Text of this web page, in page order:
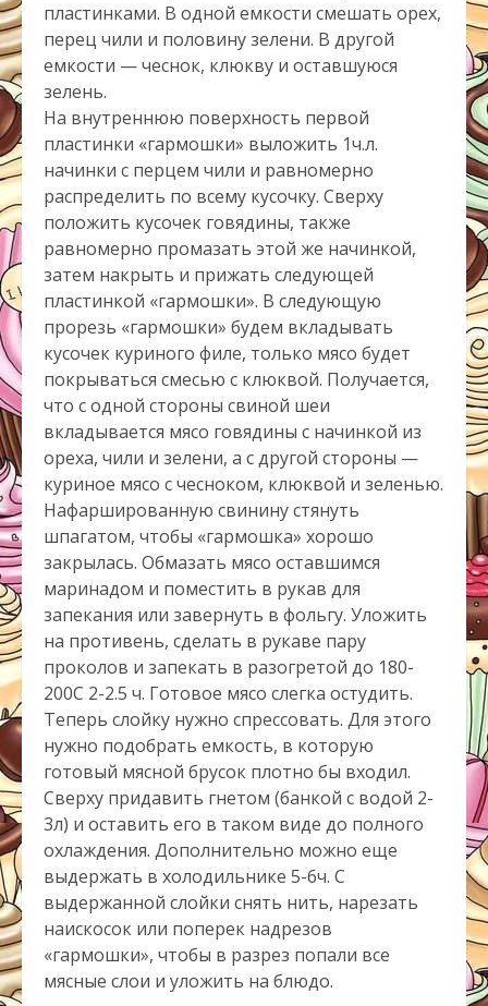
пластинками. В одной емкости смешать орех,
перец чили и половину зелени. В другой
емкости — чеснок, клюкву и оставшуюся
зелень.
На внутреннюю поверхность первой
пластинки «гармошки» выложить 1ч.л.
начинки с перцем чили и равномерно
распределить по всему кусочку. Сверху
положить кусочек говядины, также
равномерно промазать этой же начинкой,
затем накрыть и прижать следующей
пластинкой «гармошки». В следующую
прорезь «гармошки» будем вкладывать
кусочек куриного филе, только мясо будет
покрываться смесью с клюквой. Получается,
что с одной стороны свиной шеи
вкладывается мясо говядины с начинкой из
ореха, чили и зелени, а с другой стороны —
куриное мясо с чесноком, клюквой и зеленью.
Нафаршированную свинину стянуть
шпагатом, чтобы «гармошка» хорошо
закрылась. Обмазать мясо оставшимся
маринадом и поместить в рукав для
запекания или завернуть в фольгу. Уложить
на противень, сделать в рукаве пару
проколов и запекать в разогретой до 180-
200С 2-2.5 ч. Готовое мясо слегка остудить.
Теперь слойку нужно спрессовать. Для этого
нужно подобрать емкость, в которую
готовый мясной брусок плотно бы входил.
Сверху придавить гнетом (банкой с водой 2-
3л) и оставить его в таком виде до полного
охлаждения. Дополнительно можно еще
выдержать в холодильнике 5-6ч. С
выдержанной слойки снять нить, нарезать
наискосок или поперек надрезов
«гармошки», чтобы в разрез попали все
мясные слои и уложить на блюдо.